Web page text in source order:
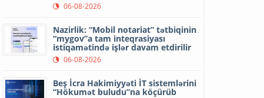
06-08-2026
Nazirlik: “Mobil notariat” tətbiqinin
“mygov”a tam inteqrasiyası
istiqamətində işlər davam etdirilir
06-08-2026
Beş İcra Hakimiyyəti İT sistemlərini
“Hökumət buludu”na köçürüb